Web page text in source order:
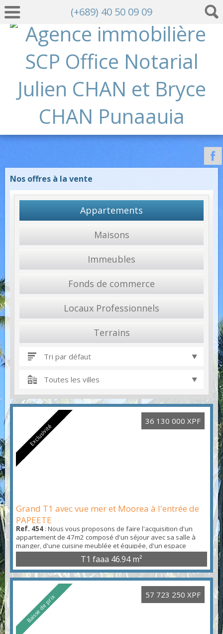
(+689) 40 50 09 09
Nos offres à la vente
Appartements
Maisons
Immeubles
Fonds de commerce
Locaux Professionnels
Terrains
Tri par défaut
Toutes les villes
Exclusivité
Grand T1 avec vue mer et Moorea à l'entrée de
PAPEETE
Ref. 454 : Nous vous proposons de faire l'acquisition d'un
appartement de 47m2 composé d'un séjour avec sa salle à
manger, d'une cuisine meublée et équipée, d'un espace
chambre avec son placard, d'une salle d'eau (double vasque
et wc) et d'une terrasse ensoleillée avec vue sur la mer et l'île
de Moorea. Le logement est climatisé, équipée de brasseurs
d'air, d'un placard dans la hall d'entrée et d'...
T1 faaa 46.94 m²
36 130 000 XPF
Baisse de prix 57 723 250 XPF